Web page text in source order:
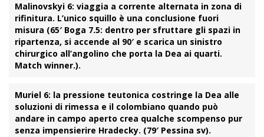
Malinovskyi 6: viaggia a corrente alternata in zona di
rifinitura. L’unico squillo è una conclusione fuori
misura (65′ Boga 7.5: dentro per sfruttare gli spazi in
ripartenza, si accende al 90′ e scarica un sinistro
chirurgico all’angolino che porta la Dea ai quarti.
Match winner.).
Muriel 6: la pressione teutonica costringe la Dea alle
soluzioni di rimessa e il colombiano quando può
andare in campo aperto crea qualche scompenso pur
senza impensierire Hradecky. (79′ Pessina sv).